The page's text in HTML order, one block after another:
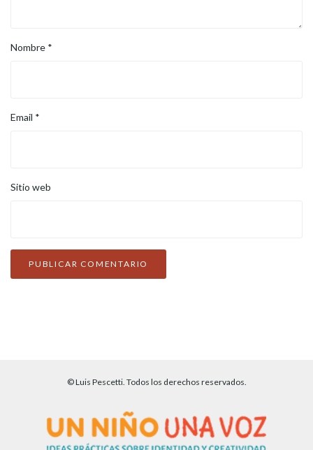
Nombre *
Email *
Sitio web
© Luis Pescetti. Todos los derechos reservados.